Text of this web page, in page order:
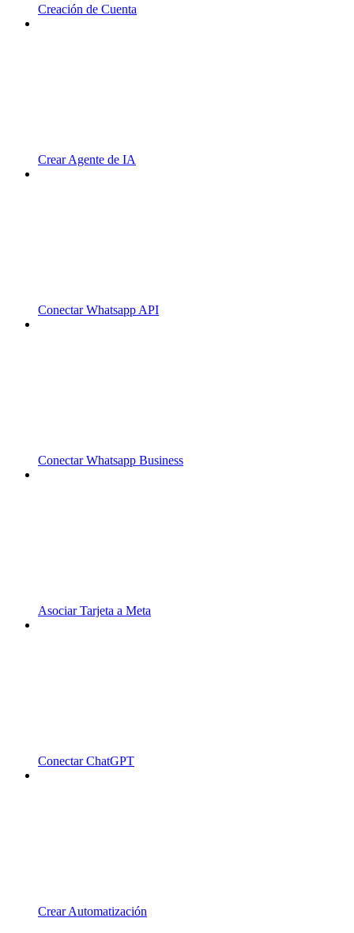
Creación de Cuenta
Crear Agente de IA
Conectar Whatsapp API
Conectar Whatsapp Business
Asociar Tarjeta a Meta
Conectar ChatGPT
Crear Automatización